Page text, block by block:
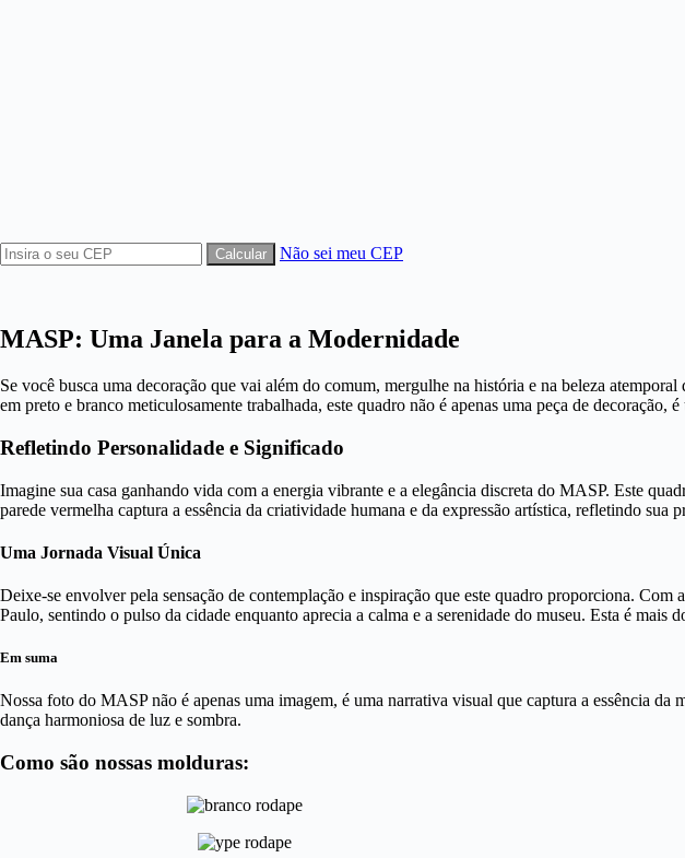
Não sei meu CEP
MASP: Uma Janela para a Modernidade
Se você busca uma decoração que vai além do comum, mergulhe na história e na beleza
em preto e branco meticulosamente trabalhada, este quadro não é apenas uma peça de
Refletindo Personalidade e Significado
Imagine sua casa ganhando vida com a energia vibrante e a elegância discreta do MASP. Este
parede vermelha captura a essência da criatividade humana e da expressão artística, refletindo sua
Uma Jornada Visual Única
Deixe-se envolver pela sensação de contemplação e inspiração que este quadro proporciona.
Paulo, sentindo o pulso da cidade enquanto aprecia a calma e a serenidade do museu. Esta é mais
Em suma
Nossa foto do MASP não é apenas uma imagem, é uma narrativa visual que captura a essência
dança harmoniosa de luz e sombra.
Como são nossas molduras: